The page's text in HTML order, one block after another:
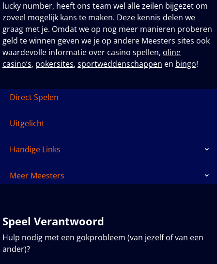
lucky number, heeft ons team wel alle zeilen bijgezet om
zoveel mogelijk kans te maken. Deze kennis delen we
graag met je. Omdat we op nog meer manieren proberen
geld te winnen geven we je op andere Meesters sites ook
waardevolle informatie over casino spellen, oline
casino’s, pokersites, sportweddenschappen en bingo!
Direct Spelen
Uitgelicht
Handige Links
Meer Meesters
Speel Verantwoord
Hulp nodig met een gokprobleem (van jezelf of van een
ander)?